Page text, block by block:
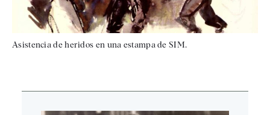
Asistencia de heridos en una estampa de SIM.